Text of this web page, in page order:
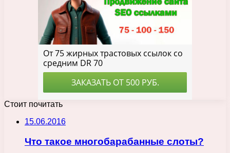
Стоит почитать
15.06.2016
Что такое многобарабанные слоты?